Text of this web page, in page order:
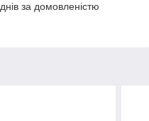
за домовленістю